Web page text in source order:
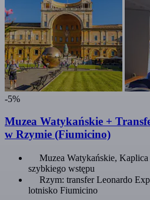
-5%
Muzea Watykańskie +
w Rzymie (Fiumicino)
Muzea Watykańskie,
szybkiego wstępu
Rzym: transfer Leonardo
lotnisko Fiumicino